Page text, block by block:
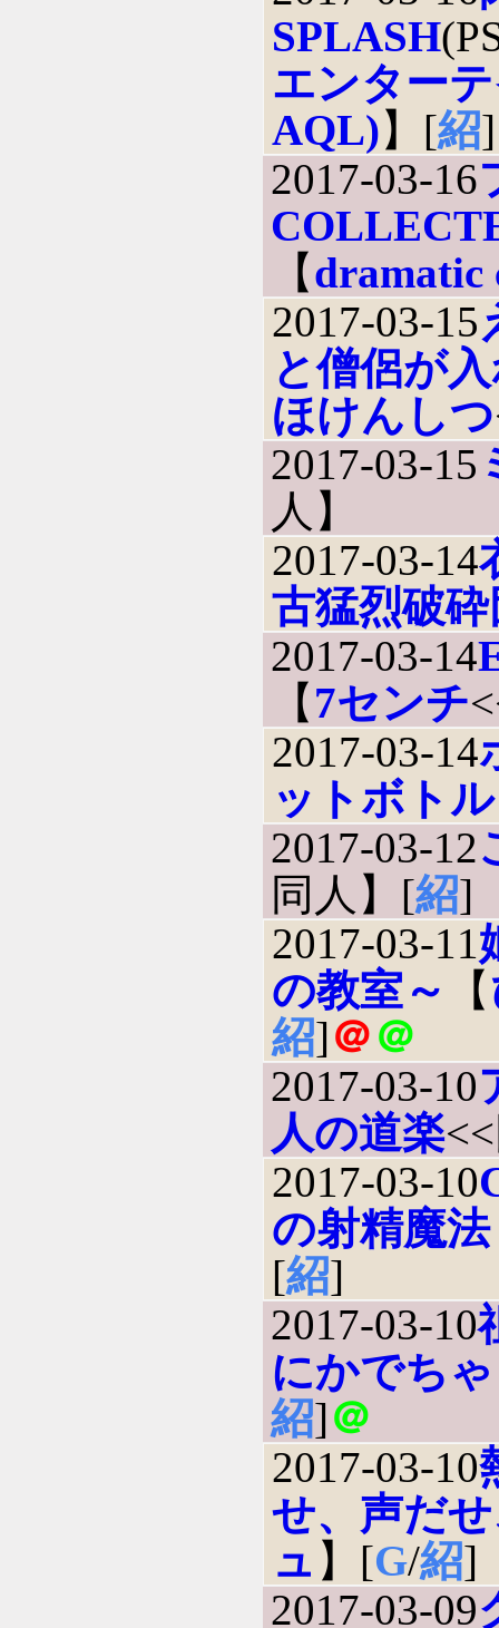
SPLASH
エンター
AQL)】[紹]
2017-03-16
【dramatic
2017-03-15
と僧侶が
ほけんしつ
2017-03-15
人】
2017-03-14
古猛烈破砕
2017-03-14
【7センチ
2017-03-14
ットボト
2017-03-12
同人】[紹]
2017-03-11
の教室～
【
紹]＠＠
2017-03-10
人の道楽
2017-03-10
の射精魔法
[紹]
2017-03-10
にかでち
紹]＠
2017-03-10
せ、声だ
ュ 】[G/紹]
2017-03-09